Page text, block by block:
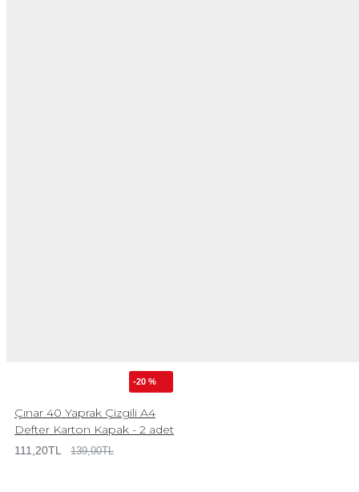
-20 %
Çınar 40 Yaprak Çizgili A4
Defter Karton Kapak - 2 adet
111,20TL 139,00TL